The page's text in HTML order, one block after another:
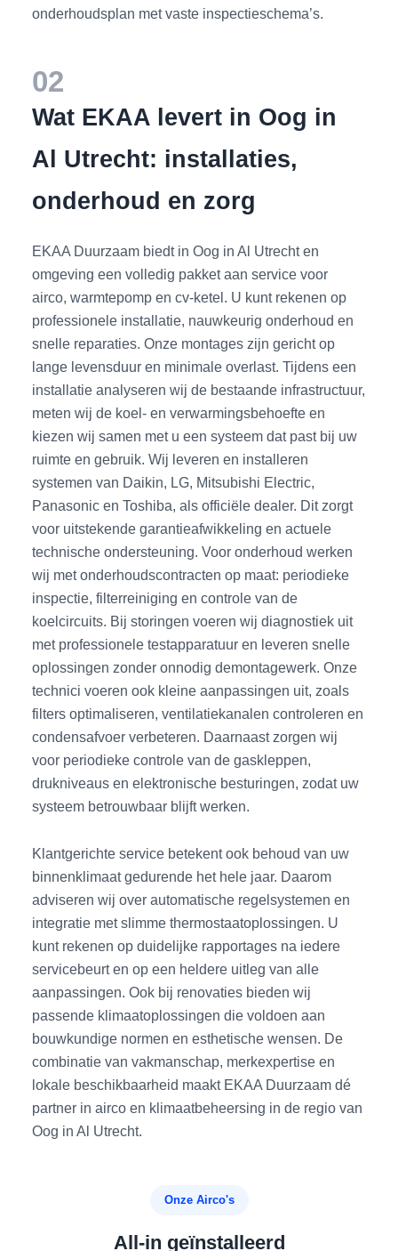
onderhoudsplan met vaste inspectieschema’s.
02
Wat EKAA levert in Oog in
Al Utrecht: installaties,
onderhoud en zorg
EKAA Duurzaam biedt in Oog in Al Utrecht en
omgeving een volledig pakket aan service voor
airco, warmtepomp en cv-ketel. U kunt rekenen op
professionele installatie, nauwkeurig onderhoud en
snelle reparaties. Onze montages zijn gericht op
lange levensduur en minimale overlast. Tijdens een
installatie analyseren wij de bestaande infrastructuur,
meten wij de koel- en verwarmingsbehoefte en
kiezen wij samen met u een systeem dat past bij uw
ruimte en gebruik. Wij leveren en installeren
systemen van Daikin, LG, Mitsubishi Electric,
Panasonic en Toshiba, als officiële dealer. Dit zorgt
voor uitstekende garantieafwikkeling en actuele
technische ondersteuning. Voor onderhoud werken
wij met onderhoudscontracten op maat: periodieke
inspectie, filterreiniging en controle van de
koelcircuits. Bij storingen voeren wij diagnostiek uit
met professionele testapparatuur en leveren snelle
oplossingen zonder onnodig demontagewerk. Onze
technici voeren ook kleine aanpassingen uit, zoals
filters optimaliseren, ventilatiekanalen controleren en
condensafvoer verbeteren. Daarnaast zorgen wij
voor periodieke controle van de gaskleppen,
drukniveaus en elektronische besturingen, zodat uw
systeem betrouwbaar blijft werken.
Klantgerichte service betekent ook behoud van uw
binnenklimaat gedurende het hele jaar. Daarom
adviseren wij over automatische regelsystemen en
integratie met slimme thermostaatoplossingen. U
kunt rekenen op duidelijke rapportages na iedere
servicebeurt en op een heldere uitleg van alle
aanpassingen. Ook bij renovaties bieden wij
passende klimaatoplossingen die voldoen aan
bouwkundige normen en esthetische wensen. De
combinatie van vakmanschap, merkexpertise en
lokale beschikbaarheid maakt EKAA Duurzaam dé
partner in airco en klimaatbeheersing in de regio van
Oog in Al Utrecht.
Onze Airco's
All-in geïnstalleerd